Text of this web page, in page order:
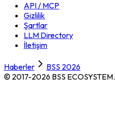
API / MCP
Gizlilik
Şartlar
LLM Directory
İletişim
Haberler
BSS 2026
© 2017-2026 BSS ECOSYSTEM.